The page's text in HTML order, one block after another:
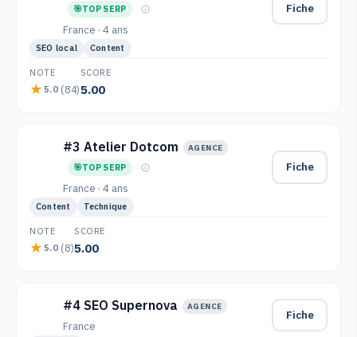
TOP SERP
France · 4 ans
Fiche
SEO local Content
NOTE
5.0 (84)
SCORE
5.00
#3 Atelier Dotcom AGENCE
TOP SERP
France · 4 ans
Fiche
Content Technique
NOTE
5.0 (8)
SCORE
5.00
#4 SEO Supernova AGENCE
France
Fiche